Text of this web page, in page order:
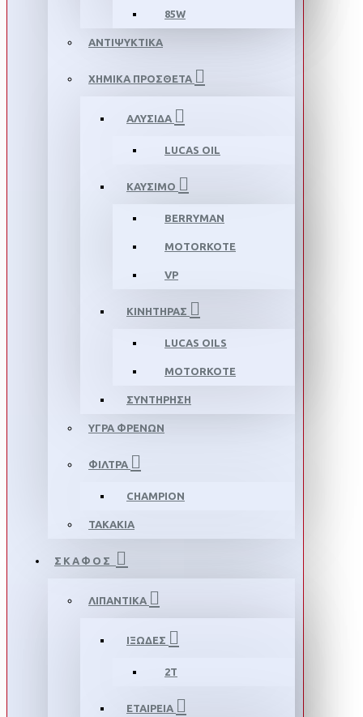
85W
ΑΝΤΙΨΥΚΤΙΚΑ
ΧΗΜΙΚΑ ΠΡΟΣΘΕΤΑ
ΑΛΥΣΙΔΑ
LUCAS OIL
ΚΑΥΣΙΜΟ
BERRYMAN
MOTORKOTE
VP
ΚΙΝΗΤΗΡΑΣ
LUCAS OILS
MOTORKOTE
ΣΥΝΤΗΡΗΣΗ
ΥΓΡΑ ΦΡΕΝΩΝ
ΦΙΛΤΡΑ
CHAMPION
ΤΑΚΑΚΙΑ
ΣΚΑΦΟΣ
ΛΙΠΑΝΤΙΚΑ
ΙΞΩΔΕΣ
2T
ΕΤΑΙΡΕΙΑ